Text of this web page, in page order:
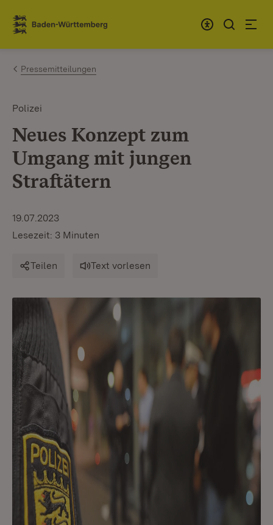
Zum Inhalt springen
Link zur Startseite
Pressemitteilungen
Polizei
Neues Konzept zum
Umgang mit jungen
Straftätern
19.07.2023
Lesezeit: 3 Minuten
Teilen Text vorlesen